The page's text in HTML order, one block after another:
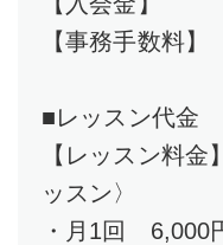
【事務手数料
■レッスン代金
【レッスン料
ッスン〉
・月1回 6,000